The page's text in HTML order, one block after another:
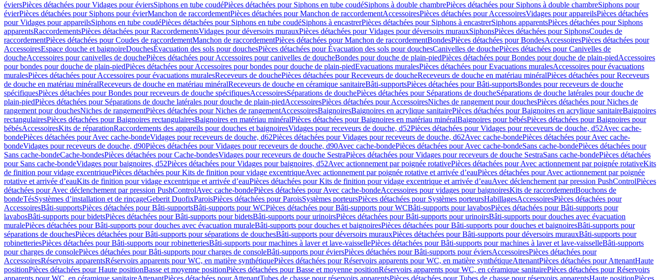
éviersPièces détachées pour Vidages pour éviersSiphons en tube coudéPièces détachées pour Siphons en tube coudéSiphons à double chambrePièces détachées pour Siphons à double chambreSiphons pour
évierPièces détachées pour Siphons pour évierManchon de raccordementPièces détachées pour Manchon de raccordementAccessoiresPièces détachées pour AccessoiresVidages pour appareilsPièces détachées
pour Vidages pour appareilsSiphons en tube coudéPièces détachées pour Siphons en tube coudéSiphons à encastrerPièces détachées pour Siphons à encastrerSiphons apparentsPièces détachées pour Siphons
apparentsRaccordementsPièces détachées pour RaccordementsVidages pour déversoirs murauxPièces détachées pour Vidages pour déversoirs murauxSiphonsPièces détachées pour SiphonsCoudes de
raccordementPièces détachées pour Coudes de raccordementManchon de raccordementPièces détachées pour Manchon de raccordementBondesPièces détachées pour BondesAccessoiresPièces détachées pour
AccessoiresEspace douche et baignoireDouchesÉvacuation des sols pour douchesPièces détachées pour Évacuation des sols pour douchesCanivelles de douchePièces détachées pour Canivelles de
doucheAccessoires pour canivelles de douchePièces détachées pour Accessoires pour canivelles de doucheBondes pour douche de plain-piedPièces détachées pour Bondes pour douche de plain-piedAccessoires
pour bondes pour douche de plain-piedPièces détachées pour Accessoires pour bondes pour douche de plain-piedEvacuations muralesPièces détachées pour Evacuations muralesAccessoires pour évacuations
muralesPièces détachées pour Accessoires pour évacuations muralesReceveurs de douchePièces détachées pour Receveurs de doucheReceveurs de douche en matériau minéralPièces détachées pour Receveurs
de douche en matériau minéralReceveurs de douche en matériau minéralReceveurs de douche en céramique sanitaireBâti-supportsPièces détachées pour Bâti-supportsBondes pour receveurs de douche
spécifiquesPièces détachées pour Bondes pour receveurs de douche spécifiquesAccessoiresSéparations de douchePièces détachées pour Séparations de doucheSéparations de douche latérales pour douche de
plain-piedPièces détachées pour Séparations de douche latérales pour douche de plain-piedAccessoiresPièces détachées pour AccessoiresNiches de rangement pour douchesPièces détachées pour Niches de
rangement pour douchesNiches de rangementPièces détachées pour Niches de rangementAccessoiresBaignoiresBaignoires en acrylique sanitairePièces détachées pour Baignoires en acrylique sanitaireBaignoires
rectangulairesPièces détachées pour Baignoires rectangulairesBaignoires en matériau minéralPièces détachées pour Baignoires en matériau minéralBaignoires pour bébésPièces détachées pour Baignoires pour
bébésAccessoiresKits de réparationRaccordements des appareils pour douches et baignoiresVidages pour receveurs de douche, d52Pièces détachées pour Vidages pour receveurs de douche, d52Avec cache-
bondePièces détachées pour Avec cache-bondeVidages pour receveurs de douche, d62Pièces détachées pour Vidages pour receveurs de douche, d62Avec cache-bondePièces détachées pour Avec cache-
bondeVidages pour receveurs de douche, d90Pièces détachées pour Vidages pour receveurs de douche, d90Avec cache-bondePièces détachées pour Avec cache-bondeSans cache-bondePièces détachées pour
Sans cache-bondeCache-bondesPièces détachées pour Cache-bondesVidages pour receveurs de douche SestraPièces détachées pour Vidages pour receveurs de douche SestraSans cache-bondePièces détachées
pour Sans cache-bondeVidages pour baignoires, d52Pièces détachées pour Vidages pour baignoires, d52Avec actionnement par poignée rotativePièces détachées pour Avec actionnement par poignée rotativeKits
de finition pour vidage excentriquePièces détachées pour Kits de finition pour vidage excentriqueAvec actionnement par poignée rotative et arrivée d’eauPièces détachées pour Avec actionnement par poignée
rotative et arrivée d’eauKits de finition pour vidage excentrique et arrivée d’eauPièces détachées pour Kits de finition pour vidage excentrique et arrivée d’eauAvec déclenchement par pression PushControlPièces
détachées pour Avec déclenchement par pression PushControlAvec cache-bondePièces détachées pour Avec cache-bondeAccessoires pour vidages pour baignoiresKits de raccordementBouchons de
bondeTésSystèmes d’installation et de rinçageGeberit DuofixParoisPièces détachées pour ParoisSystèmes porteursPièces détachées pour Systèmes porteursHabillagesAccessoiresPièces détachées pour
AccessoiresBâti-supportsPièces détachées pour Bâti-supportsBâti-supports pour WCPièces détachées pour Bâti-supports pour WCBâti-supports pour lavabosPièces détachées pour Bâti-supports pour
lavabosBâti-supports pour bidetsPièces détachées pour Bâti-supports pour bidetsBâti-supports pour urinoirsPièces détachées pour Bâti-supports pour urinoirsBâti-supports pour douches avec évacuation
muralePièces détachées pour Bâti-supports pour douches avec évacuation muraleBâti-supports pour douches et baignoiresPièces détachées pour Bâti-supports pour douches et baignoiresBâti-supports pour
séparations de douchesPièces détachées pour Bâti-supports pour séparations de douchesBâti-supports pour déversoirs murauxPièces détachées pour Bâti-supports pour déversoirs murauxBâti-supports pour
robinetteriesPièces détachées pour Bâti-supports pour robinetteriesBâti-supports pour machines à laver et lave-vaissellePièces détachées pour Bâti-supports pour machines à laver et lave-vaisselleBâti-supports
pour charges de consolePièces détachées pour Bâti-supports pour charges de consoleBâti-supports pour éviersPièces détachées pour Bâti-supports pour éviersAccessoiresPièces détachées pour
AccessoiresRéservoirs apparentsRéservoirs apparents pour WC, en matière synthétiquePièces détachées pour Réservoirs apparents pour WC, en matière synthétiqueAttenantPièces détachées pour AttenantHaute
positionPièces détachées pour Haute positionBasse et moyenne positionPièces détachées pour Basse et moyenne positionRéservoirs apparents pour WC, en céramique sanitairePièces détachées pour Réservoirs
apparents pour WC, en céramique sanitaireAttenantPièces détachées pour AttenantTubes de chasse pour réservoirs apparentsPièces détachées pour Tubes de chasse pour réservoirs apparentsHaute positionPièces